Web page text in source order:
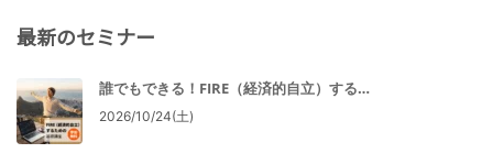
最新のセミナー
誰でもできる！FIRE（経済的自立）する…
2026/10/24(土)